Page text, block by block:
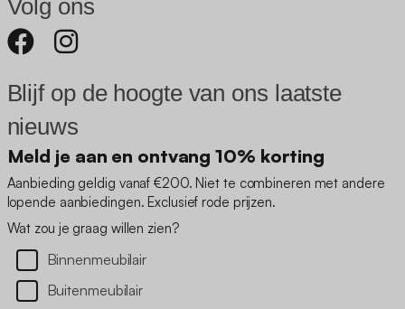
Volg ons
Blijf op de hoogte van ons laatste
nieuws
Meld je aan en ontvang 10% korting
Aanbieding geldig vanaf €200. Niet te combineren met andere
lopende aanbiedingen. Exclusief rode prijzen.
Wat zou je graag willen zien?
Binnenmeubilair
Buitenmeubilair